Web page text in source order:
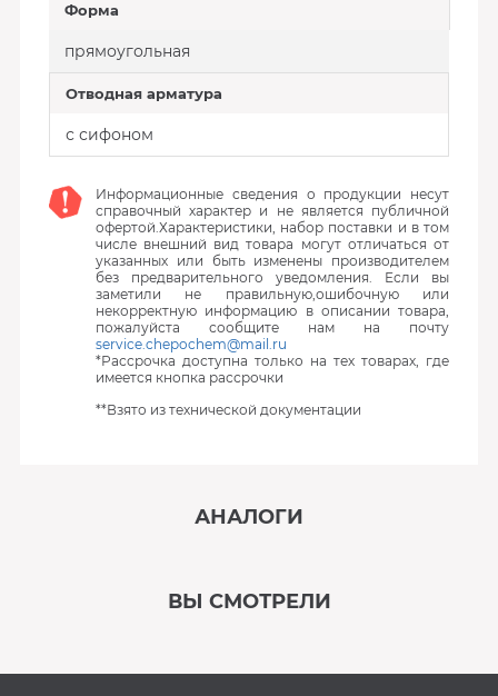
Форма
прямоугольная
Отводная арматура
с сифоном
Информационные сведения о продукции несут
справочный характер и не является публичной
офертой.Характеристики, набор поставки и в том
числе внешний вид товара могут отличаться от
указанных или быть изменены производителем
без предварительного уведомления. Если вы
заметили не правильную,ошибочную или
некорректную информацию в описании товара,
пожалуйста сообщите нам на почту
service.chepochem@mail.ru
*Рассрочка доступна только на тех товарах, где
имеется кнопка рассрочки
**Взято из технической документации
АНАЛОГИ
ВЫ СМОТРЕЛИ